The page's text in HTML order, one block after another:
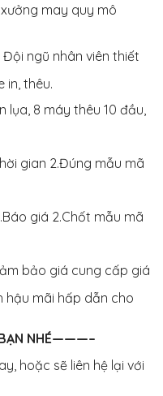
may quy mô
ngũ nhân viên thiết
in, thêu.
lụa, 8 máy thêu 10 đầu,
gian 2.Đúng mẫu mã
giá 2.Chốt mẫu mã
bảo giá cung cấp giá
hậu mãi hấp dẫn cho
NHÉ———–
hoặc sẽ liên hệ lại với